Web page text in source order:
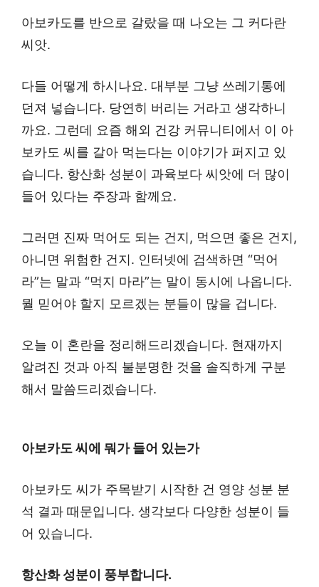
아보카도를 반으로 갈랐을 때 나오는 그 커다란
씨앗.
다들 어떻게 하시나요. 대부분 그냥 쓰레기통에
던져 넣습니다. 당연히 버리는 거라고 생각하니
까요. 그런데 요즘 해외 건강 커뮤니티에서 이 아
보카도 씨를 갈아 먹는다는 이야기가 퍼지고 있
습니다. 항산화 성분이 과육보다 씨앗에 더 많이
들어 있다는 주장과 함께요.
그러면 진짜 먹어도 되는 건지, 먹으면 좋은 건지,
아니면 위험한 건지. 인터넷에 검색하면 “먹어
라”는 말과 “먹지 마라”는 말이 동시에 나옵니다.
뭘 믿어야 할지 모르겠는 분들이 많을 겁니다.
오늘 이 혼란을 정리해드리겠습니다. 현재까지
알려진 것과 아직 불분명한 것을 솔직하게 구분
해서 말씀드리겠습니다.
아보카도 씨에 뭐가 들어 있는가
아보카도 씨가 주목받기 시작한 건 영양 성분 분
석 결과 때문입니다. 생각보다 다양한 성분이 들
어 있습니다.
항산화 성분이 풍부합니다.